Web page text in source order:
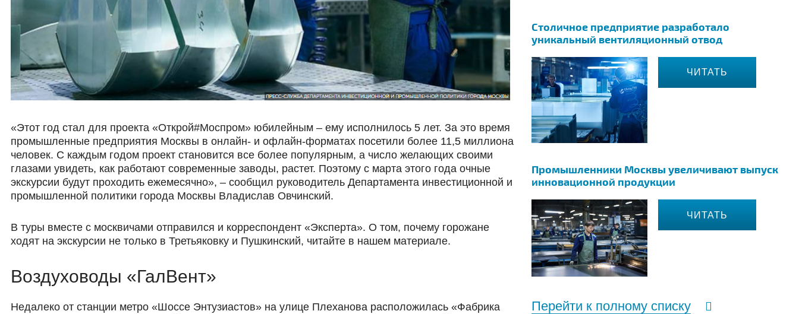
«Этот год стал для проекта «Открой#Моспром» юбилейным – ему исполнилось 5 лет. За это время
промышленные предприятия Москвы в онлайн- и офлайн-форматах посетили более 11,5 миллиона
человек. С каждым годом проект становится все более популярным, а число желающих своими
глазами увидеть, как работают современные заводы, растет. Поэтому с марта этого года очные
экскурсии будут проходить ежемесячно», – сообщил руководитель Департамента инвестиционной и
промышленной политики города Москвы Владислав Овчинский.
В туры вместе с москвичами отправился и корреспондент «Эксперта». О том, почему горожане
ходят на экскурсии не только в Третьяковку и Пушкинский, читайте в нашем материале.
Воздуховоды «ГалВент»
Недалеко от станции метро «Шоссе Энтузиастов» на улице Плеханова расположилась «Фабрика
Столичное предприятие разработало
уникальный вентиляционный отвод
ЧИТАТЬ
Промышленники Москвы увеличивают выпуск
инновационной продукции
ЧИТАТЬ
Перейти к полному списку